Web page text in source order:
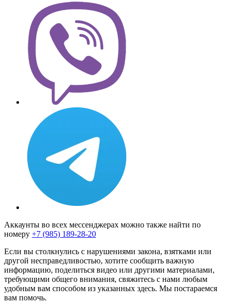
Аккаунты во всех мессенджерах можно также найти по
номеру +7 (985) 189-28-20
Если вы столкнулись с нарушениями закона, взятками или
другой несправедливостью, хотите сообщить важную
информацию, поделиться видео или другими материалами,
требующими общего внимания, свяжитесь с нами любым
удобным вам способом из указанных здесь. Мы постараемся
вам помочь.